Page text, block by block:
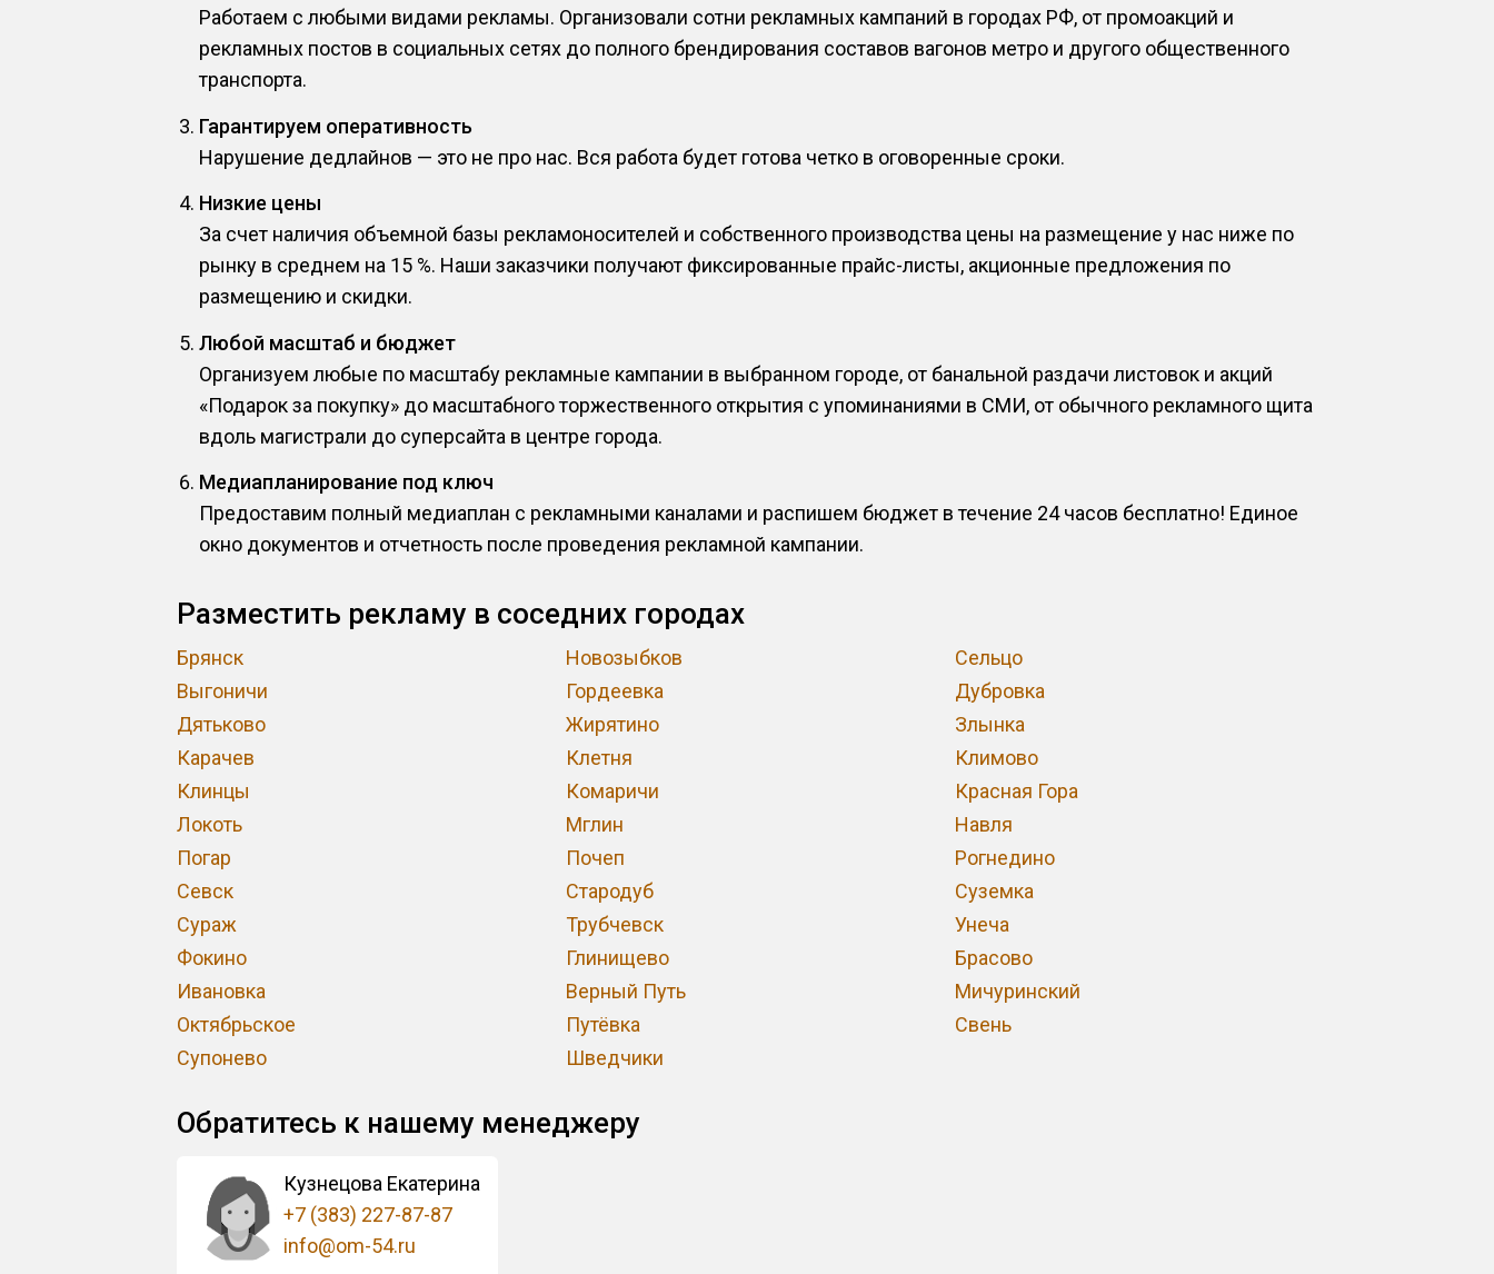
Работаем с любыми видами рекламы. Организовали сотни рекламных кампаний в городах РФ, от промоакций и
рекламных постов в социальных сетях до полного брендирования составов вагонов метро и другого общественного
транспорта.
Гарантируем оперативность
Нарушение дедлайнов — это не про нас. Вся работа будет готова четко в оговоренные сроки.
Низкие цены
За счет наличия объемной базы рекламоносителей и собственного производства цены на размещение у нас ниже по
рынку в среднем на 15 %. Наши заказчики получают фиксированные прайс-листы, акционные предложения по
размещению и скидки.
Любой масштаб и бюджет
Организуем любые по масштабу рекламные кампании в выбранном городе, от банальной раздачи листовок и акций
«Подарок за покупку» до масштабного торжественного открытия с упоминаниями в СМИ, от обычного рекламного щита
вдоль магистрали до суперсайта в центре города.
Медиапланирование под ключ
Предоставим полный медиаплан с рекламными каналами и распишем бюджет в течение 24 часов бесплатно! Единое
окно документов и отчетность после проведения рекламной кампании.
Разместить рекламу в соседних городах
Брянск Новозыбков
Сельцо
Выгоничи
Гордеевка
Дубровка
Дятьково
Жирятино
Злынка
Карачев
Клетня
Климово
Клинцы
Комаричи
Красная Гора
Локоть
Мглин
Навля
Погар
Почеп
Рогнедино
Севск
Стародуб
Суземка
Сураж
Трубчевск
Унеча
Фокино
Глинищево
Брасово
Ивановка
Верный Путь
Мичуринский
Октябрьское
Путёвка
Свень
Супонево
Шведчики
Обратитесь к нашему менеджеру
Кузнецова Екатерина
+7 (383) 227-87-87
info@om-54.ru